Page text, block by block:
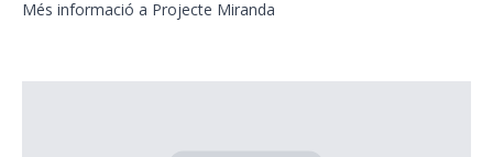
Més informació a Projecte Miranda